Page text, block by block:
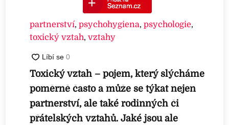
partnerství,psychohygiena,psychologie,
toxický vztah,vztahy
Toxický vztah – pojem, který slýcháme
poměrně často a může se týkat nejen
partnerství, ale také rodinných či
přátelských vztahů. Jaké jsou ale